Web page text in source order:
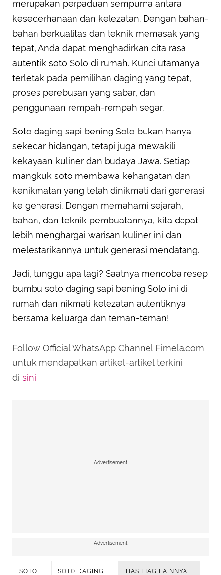
merupakan perpaduan sempurna antara
kesederhanaan dan kelezatan. Dengan bahan-
bahan berkualitas dan teknik memasak yang
tepat, Anda dapat menghadirkan cita rasa
autentik soto Solo di rumah. Kunci utamanya
terletak pada pemilihan daging yang tepat,
proses perebusan yang sabar, dan
penggunaan rempah-rempah segar.
Soto daging sapi bening Solo bukan hanya
sekedar hidangan, tetapi juga mewakili
kekayaan kuliner dan budaya Jawa. Setiap
mangkuk soto membawa kehangatan dan
kenikmatan yang telah dinikmati dari generasi
ke generasi. Dengan memahami sejarah,
bahan, dan teknik pembuatannya, kita dapat
lebih menghargai warisan kuliner ini dan
melestarikannya untuk generasi mendatang.
Jadi, tunggu apa lagi? Saatnya mencoba resep
bumbu soto daging sapi bening Solo ini di
rumah dan nikmati kelezatan autentiknya
bersama keluarga dan teman-teman!
Follow Official WhatsApp Channel Fimela.com
untuk mendapatkan artikel-artikel terkini
di sini.
Advertisement
Advertisement
SOTO SOTO DAGING HASHTAG LAINNYA...